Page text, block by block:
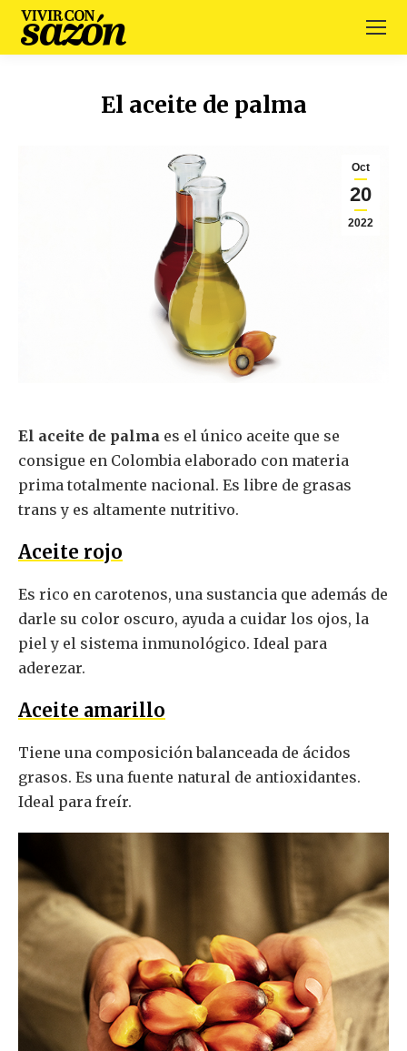
El aceite de palma
Oct
20
2022
El aceite de palma es el único aceite que se
consigue en Colombia elaborado con materia
prima totalmente nacional. Es libre de grasas
trans y es altamente nutritivo.
Aceite rojo
Es rico en carotenos, una sustancia que además de
darle su color oscuro, ayuda a cuidar los ojos, la
piel y el sistema inmunológico. Ideal para
aderezar.
Aceite amarillo
Tiene una composición balanceada de ácidos
grasos. Es una fuente natural de antioxidantes.
Ideal para freír.